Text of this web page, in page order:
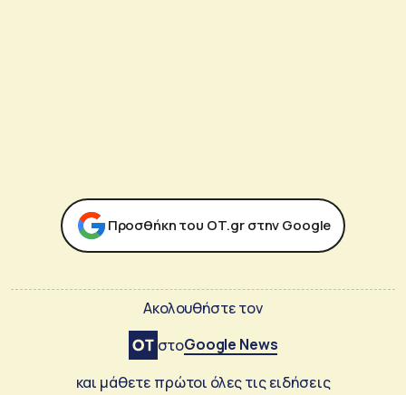
Προσθήκη του ΟΤ.gr στην Google
Ακολουθήστε τον
στοGoogle News
και μάθετε πρώτοι όλες τις ειδήσεις